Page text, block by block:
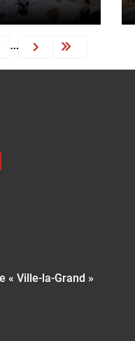
…
Next ›
« Ville-la-Grand »